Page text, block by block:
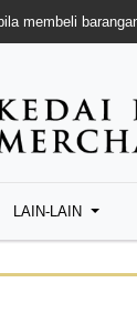
membeli
LAIN-LAIN